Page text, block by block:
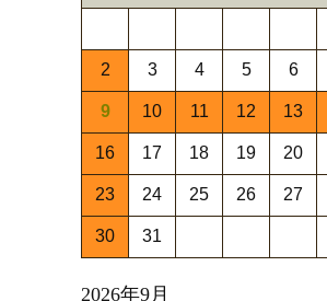
2 3 4 5 6
9 10 11 12 13
16 17 18 19 20
23 24 25 26 27
30 31
2026年9月